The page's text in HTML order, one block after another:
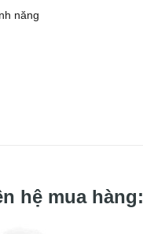
năng
hệ mua hàng: